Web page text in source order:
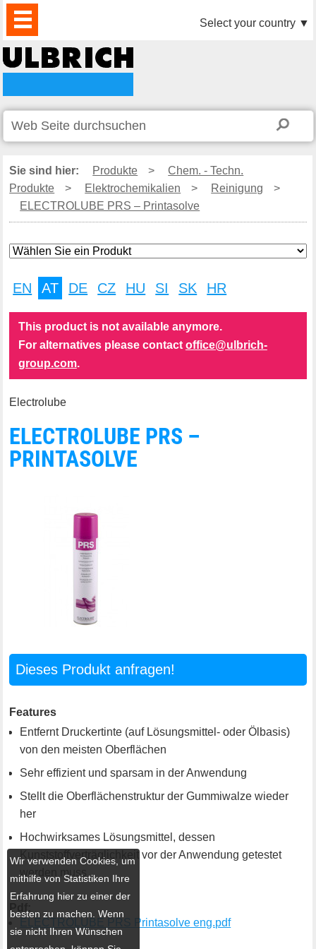
PRODUKTE
AKTUELLES
DOWNLOAD
VIDEO
PARTNER
UNTERNEHMEN
KONTAKTE Select your country ▼
Sie sind hier: Produkte >
Chem. - Techn.
Produkte
> Elektrochemikalien > Reinigung
>
ELECTROLUBE PRS – Printasolve
EN AT DE CZ HU SI SK HR
This product is not available anymore.
For alternatives please contact office@ulbrich-
group.com.
Electrolube
ELECTROLUBE PRS –
PRINTASOLVE
Dieses Produkt anfragen!
Features
Entfernt Druckertinte (auf Lösungsmittel- oder Ölbasis)
von den meisten Oberflächen
Sehr effizient und sparsam in der Anwendung
Stellt die Oberflächenstruktur der Gummiwalze wieder
her
Hochwirksames Lösungsmittel, dessen
Kunststoffverträglichkeit vor der Anwendung getestet
werden muss
Pdf:
ELECTROLUBE PRS Printasolve eng.pdf
Wir verwenden Cookies, um
mithilfe von Statistiken Ihre
Erfahrung hier zu einer der
besten zu machen. Wenn
sie nicht Ihren Wünschen